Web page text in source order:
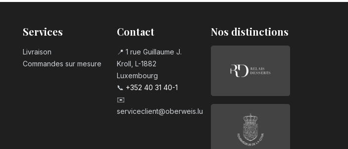
Services
Livraison
Commandes sur mesure
Contact
📍 1 rue Guillaume J.
Kroll, L-1882
Luxembourg
📞 +352 40 31 40-1
✉️
serviceclient@oberweis.lu
Nos distinctions